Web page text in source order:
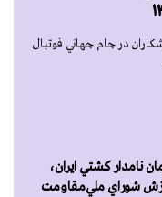
در جام جهاني فوتبال
كشتي ايران،
شوراي ملي‌مقاومت